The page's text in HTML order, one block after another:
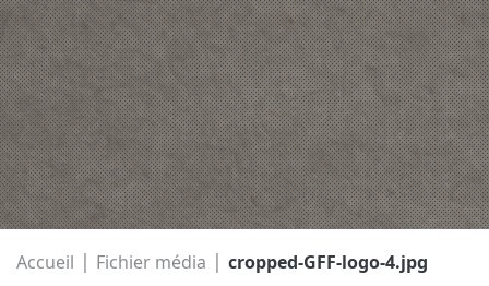
Accueil | Fichier média | cropped-GFF-logo-4.jpg